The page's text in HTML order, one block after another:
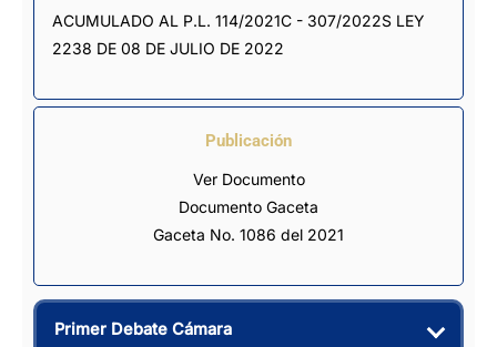
ACUMULADO AL P.L. 114/2021C - 307/2022S LEY
2238 DE 08 DE JULIO DE 2022
Publicación
Ver Documento
Documento Gaceta
Gaceta No. 1086 del 2021
Primer Debate Cámara